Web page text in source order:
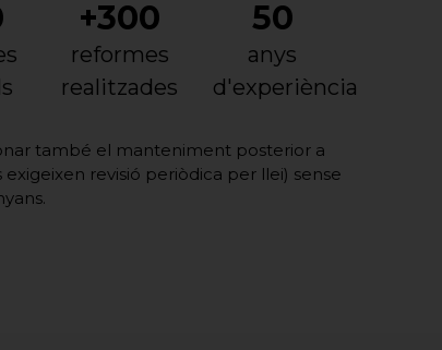
+300
reformes
realitzades
50
anys
d'experiència
també el manteniment posterior a
exigeixen revisió periòdica per llei) sense